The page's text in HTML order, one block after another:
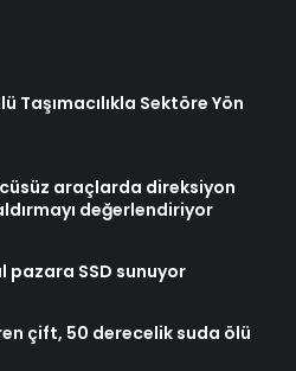
Taşımacılıkla Sektöre Yön
araçlarda direksiyon
değerlendiriyor
pazara SSD sunuyor
çift, 50 derecelik suda ölü